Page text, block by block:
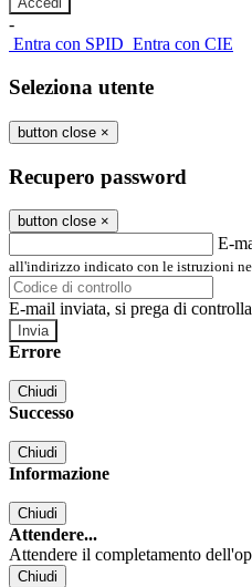
-
Entra con SPID Entra con CIE
Seleziona utente
button close ×
Recupero password
button close ×
E-
all'indirizzo indicato con le istruzioni
E-mail inviata, si prega di
Errore
Chiudi
Successo
Chiudi
Informazione
Chiudi
Attendere...
Attendere il completamento
Chiudi